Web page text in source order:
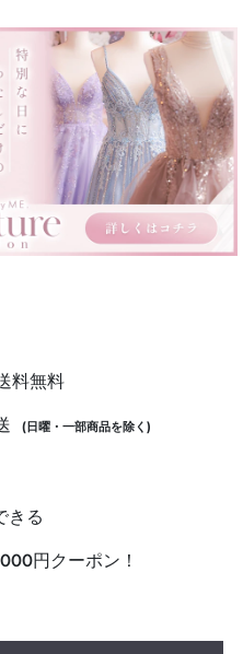
料無料
(日曜・一部商品を除く)
きる
円クーポン！